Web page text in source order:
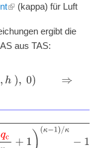
(kappa) für Luft
ergibt die
aus TAS:
,h ) 0 ⇒
p0+1)(κ−1)/κ−1]